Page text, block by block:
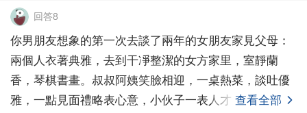
房子。（但是我根本不圖他的房子，也從來沒提過要加
名字，我們是學生時期的戀愛，比較純粹，跟他在一起
前也不知道他家很有錢，而且以我們家的水平在男朋友
的城市買套房子也不是大問題，所以不存在經濟上我很
依賴他，我們兩個沒有因為經濟的事情出現過任何問
題，我根本沒有圖他家有錢。想復合也是因為這個人是
回答8
你男朋友想象的第一次去談了兩年的女朋友家見父母：
兩個人衣著典雅，去到干凈整潔的女方家里，室靜蘭
香，琴棋書畫。叔叔阿姨笑臉相迎，一桌熱菜，談吐優
雅，一點見面禮略表心意，小伙子一表人才，學識淵
查看全部